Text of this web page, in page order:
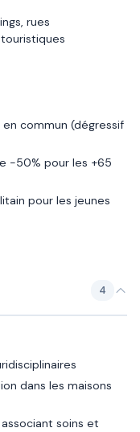
rues
commun (dégressif
-50% pour les +65
pour les jeunes
4
dans les maisons
soins et